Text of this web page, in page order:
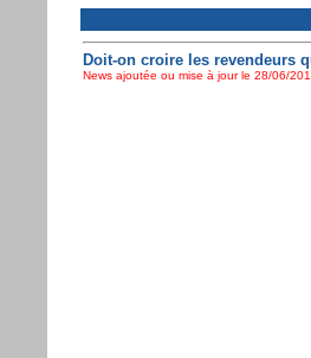
Doit-on croire les revendeurs
News ajoutée ou mise à jour le 28/06/